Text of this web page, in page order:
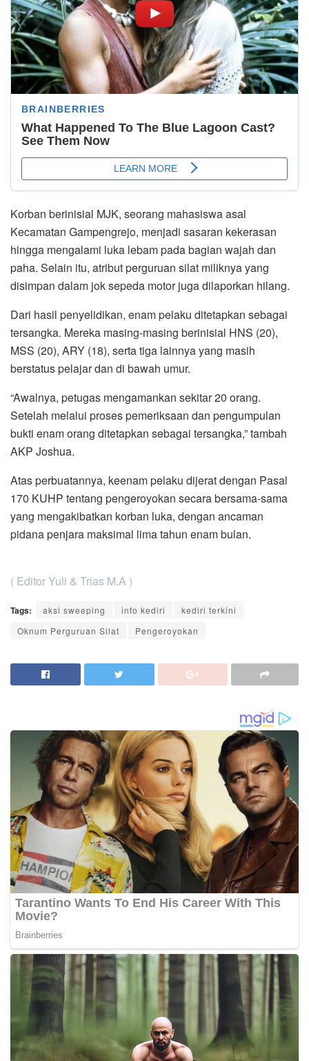
Korban berinisial MJK, seorang mahasiswa asal
Kecamatan Gampengrejo, menjadi sasaran kekerasan
hingga mengalami luka lebam pada bagian wajah dan
paha. Selain itu, atribut perguruan silat miliknya yang
disimpan dalam jok sepeda motor juga dilaporkan hilang.
Dari hasil penyelidikan, enam pelaku ditetapkan sebagai
tersangka. Mereka masing-masing berinisial HNS (20),
MSS (20), ARY (18), serta tiga lainnya yang masih
berstatus pelajar dan di bawah umur.
“Awalnya, petugas mengamankan sekitar 20 orang.
Setelah melalui proses pemeriksaan dan pengumpulan
bukti enam orang ditetapkan sebagai tersangka,” tambah
AKP Joshua.
Atas perbuatannya, keenam pelaku dijerat dengan Pasal
170 KUHP tentang pengeroyokan secara bersama-sama
yang mengakibatkan korban luka, dengan ancaman
pidana penjara maksimal lima tahun enam bulan.
( Editor Yuli & Trias M.A )
Tags: aksi sweeping info kediri
kediri terkini
Oknum Perguruan Silat
Pengeroyokan